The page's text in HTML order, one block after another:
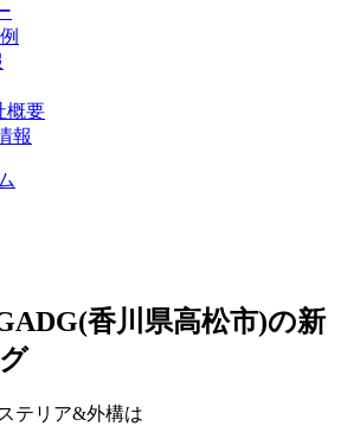
概要
報
ADG(香川県高松市)の新
テリア&外構は